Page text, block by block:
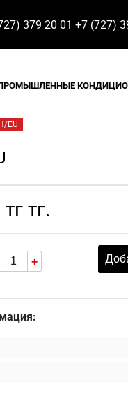
379 20 01 +7 (727)
EU
тг.
+